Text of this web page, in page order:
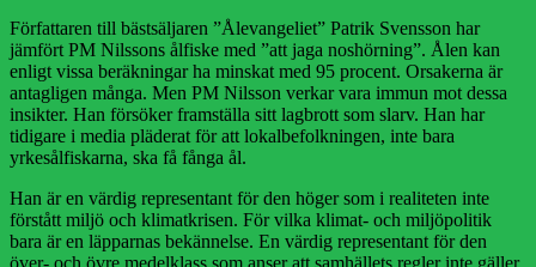
Författaren till bästsäljaren ”Ålevangeliet” Patrik Svensson har
jämfört PM Nilssons ålfiske med ”att jaga noshörning”. Ålen kan
enligt vissa beräkningar ha minskat med 95 procent. Orsakerna är
antagligen många. Men PM Nilsson verkar vara immun mot dessa
insikter. Han försöker framställa sitt lagbrott som slarv. Han har
tidigare i media pläderat för att lokalbefolkningen, inte bara
yrkesålfiskarna, ska få fånga ål.
Han är en värdig representant för den höger som i realiteten inte
förstått miljö och klimatkrisen. För vilka klimat- och miljöpolitik
bara är en läpparnas bekännelse. En värdig representant för den